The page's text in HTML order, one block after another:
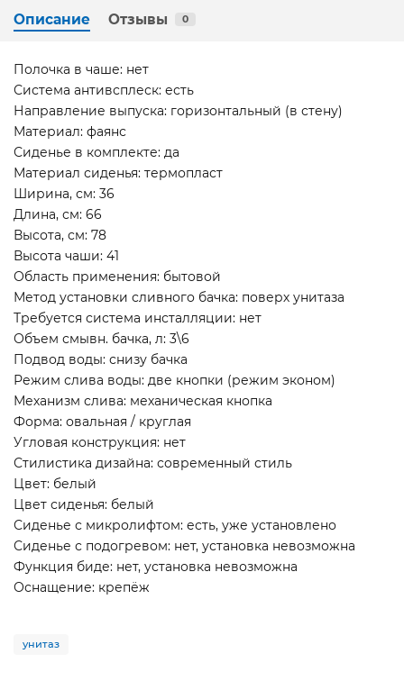
Описание Отзывы 0
Полочка в чаше: нет
Система антивсплеск: есть
Направление выпуска: горизонтальный (в стену)
Материал: фаянс
Сиденье в комплекте: да
Материал сиденья: термопласт
Ширина, см: 36
Длина, см: 66
Высота, см: 78
Высота чаши: 41
Область применения: бытовой
Метод установки сливного бачка: поверх унитаза
Требуется система инсталляции: нет
Объем смывн. бачка, л: 3\6
Подвод воды: снизу бачка
Режим слива воды: две кнопки (режим эконом)
Механизм слива: механическая кнопка
Форма: овальная / круглая
Угловая конструкция: нет
Стилистика дизайна: современный стиль
Цвет: белый
Цвет сиденья: белый
Сиденье с микролифтом: есть, уже установлено
Сиденье с подогревом: нет, установка невозможна
Функция биде: нет, установка невозможна
Оснащение: крепёж
унитаз